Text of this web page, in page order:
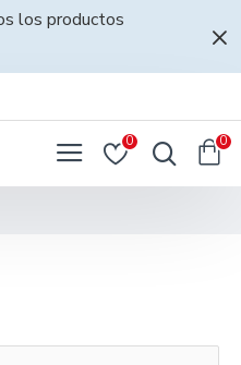
los productos
0 0